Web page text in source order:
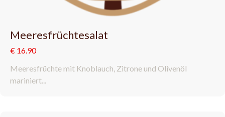
Meeresfrüchtesalat
€ 16.90
Meeresfrüchte mit Knoblauch, Zitrone und Olivenöl
mariniert...